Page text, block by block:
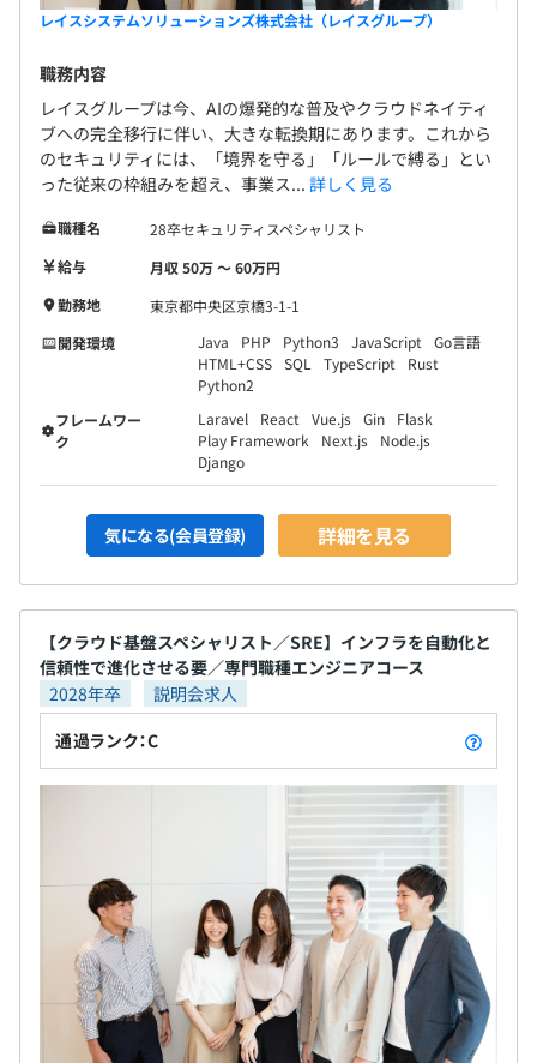
レイスシステムソリューションズ株式会社（レイスグループ）
職務内容
レイスグループは今、AIの爆発的な普及やクラウドネイティ
ブへの完全移行に伴い、大きな転換期にあります。これから
のセキュリティには、「境界を守る」「ルールで縛る」とい
った従来の枠組みを超え、事業ス... 詳しく見る
職種名
28卒セキュリティスペシャリスト
給与
月収 50万 〜 60万円
勤務地
東京都中央区京橋3-1-1
開発環境
Java PHP Python3 JavaScript
Go言語
HTML+CSS SQL TypeScript
Rust
Python2
フレームワー
ク
Laravel React Vue.js Gin
Flask
Play Framework
Next.js
Node.js
Django
気になる(会員登録) 詳細を見る
【クラウド基盤スペシャリスト／SRE】インフラを自動化と
信頼性で進化させる要／専門職種エンジニアコース
2028年卒
説明会求人
通過ランク：C